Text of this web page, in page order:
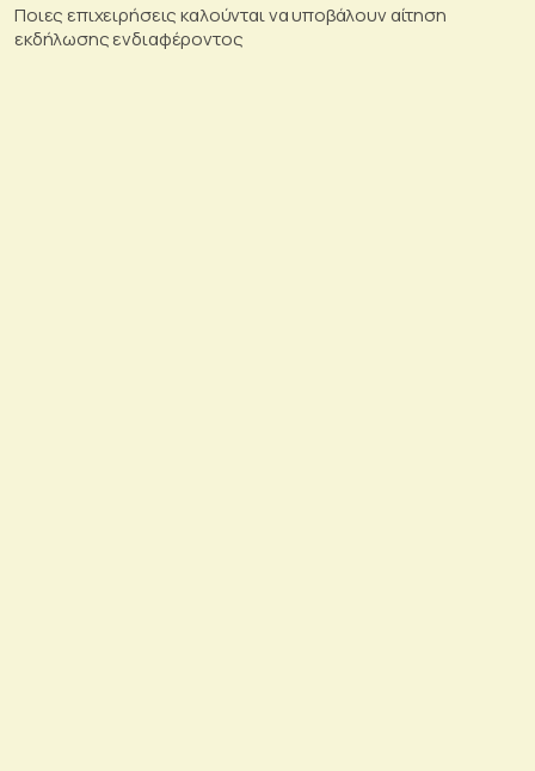
Ποιες επιχειρήσεις καλούνται να υποβάλουν αίτηση
εκδήλωσης ενδιαφέροντος